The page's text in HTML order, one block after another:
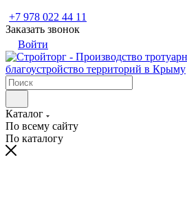
+7 978 022 44 11
Заказать звонок
Войти
Каталог
По всему сайту
По каталогу